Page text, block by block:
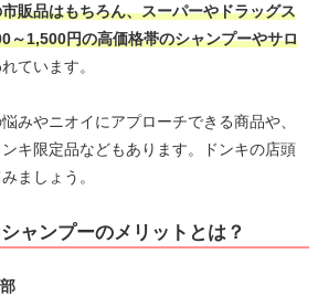
販品はもちろん、スーパーやドラッグス
～1,500円の高価格帯のシャンプーやサロ
ています。
みやニオイにアプローチできる商品や、
キ限定品などもあります。ドンキの店頭
ましょう。
ャンプーのメリットとは？